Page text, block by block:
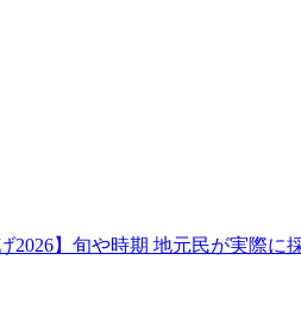
2026】旬や時期 地元民が実際に